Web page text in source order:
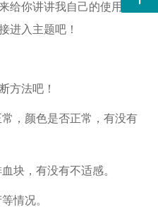
给你讲讲我自己的使用体验
进入主题吧！
方法吧！
，颜色是否正常，有没有
块，有没有不适感。
情况。